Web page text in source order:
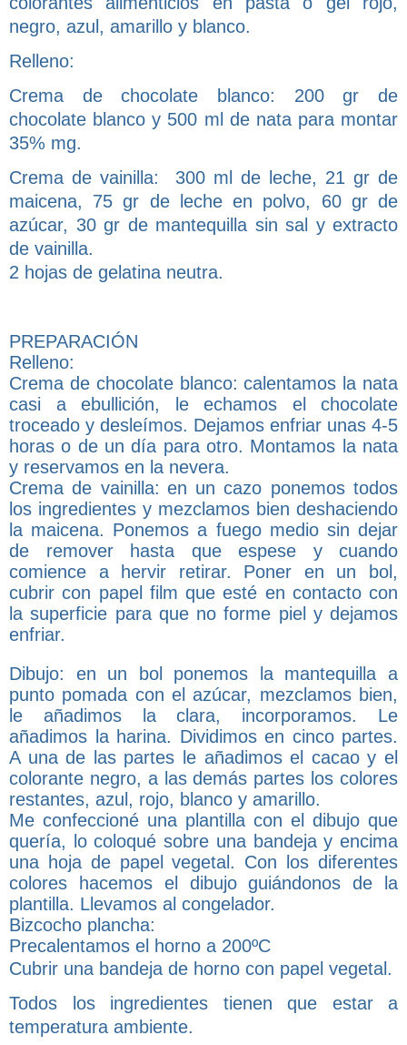
negro, azul, amarillo y blanco.
Relleno:
Crema de chocolate blanco: 200 gr de
chocolate blanco y 500 ml de nata para montar
35% mg.
Crema de vainilla: 300 ml de leche, 21 gr de
maicena, 75 gr de leche en polvo, 60 gr de
azúcar, 30 gr de mantequilla sin sal y extracto
de vainilla.
2 hojas de gelatina neutra.
PREPARACIÓN
Relleno:
Crema de chocolate blanco: calentamos la nata
casi a ebullición, le echamos el chocolate
troceado y desleímos. Dejamos enfriar unas 4-5
horas o de un día para otro. Montamos la nata
y reservamos en la nevera.
Crema de vainilla: en un cazo ponemos todos
los ingredientes y mezclamos bien deshaciendo
la maicena. Ponemos a fuego medio sin dejar
de remover hasta que espese y cuando
comience a hervir retirar. Poner en un bol,
cubrir con papel film que esté en contacto con
la superficie para que no forme piel y dejamos
enfriar.
Dibujo: en un bol ponemos la mantequilla a
punto pomada con el azúcar, mezclamos bien,
le añadimos la clara, incorporamos. Le
añadimos la harina. Dividimos en cinco partes.
A una de las partes le añadimos el cacao y el
colorante negro, a las demás partes los colores
restantes, azul, rojo, blanco y amarillo.
Me confeccioné una plantilla con el dibujo que
quería, lo coloqué sobre una bandeja y encima
una hoja de papel vegetal. Con los diferentes
colores hacemos el dibujo guiándonos de la
plantilla. Llevamos al congelador.
Bizcocho plancha:
Precalentamos el horno a 200ºC
Cubrir una bandeja de horno con papel vegetal.
Todos los ingredientes tienen que estar a
temperatura ambiente.